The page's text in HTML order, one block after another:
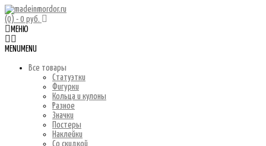
(0) - 0 руб.
МЕНЮ
MENU MENU
Все товары
Статуэтки
Фигурки
Кольца и кулоны
Разное
Значки
Постеры
Наклейки
Со скидкой